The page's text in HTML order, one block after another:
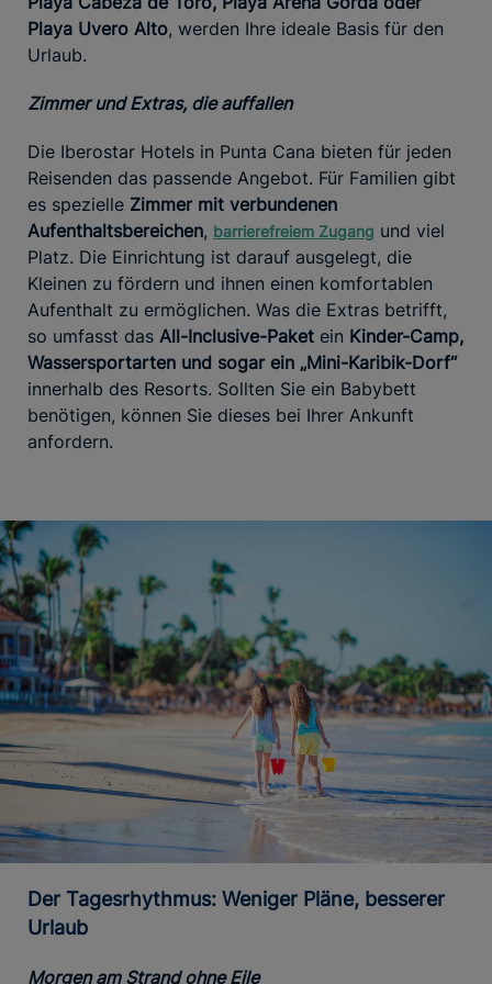
Playa Uvero Alto, werden Ihre ideale Basis für den
Urlaub.
Zimmer und Extras, die auffallen
Die Iberostar Hotels in Punta Cana bieten für jeden
Reisenden das passende Angebot. Für Familien gibt
es spezielle Zimmer mit verbundenen
Aufenthaltsbereichen, barrierefreiem Zugang und viel
Platz. Die Einrichtung ist darauf ausgelegt, die
Kleinen zu fördern und ihnen einen komfortablen
Aufenthalt zu ermöglichen. Was die Extras betrifft,
so umfasst das All-Inclusive-Paket ein Kinder-Camp,
Wassersportarten und sogar ein „Mini-Karibik-Dorf“
innerhalb des Resorts. Sollten Sie ein Babybett
benötigen, können Sie dieses bei Ihrer Ankunft
anfordern.
Der Tagesrhythmus: Weniger Pläne, besserer
Urlaub
Morgen am Strand ohne Eile